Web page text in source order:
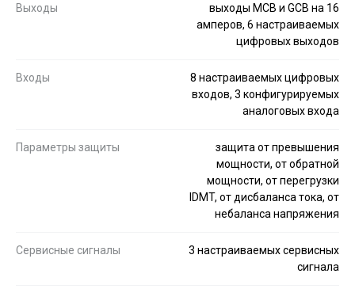
Выходы
выходы MCB и GCB на 16
амперов, 6 настраиваемых
цифровых выходов
Входы
8 настраиваемых цифровых
входов, 3 конфигурируемых
аналоговых входа
Параметры защиты
защита от превышения
мощности, от обратной
мощности, от перегрузки
IDMT, от дисбаланса тока, от
небаланса напряжения
Сервисные сигналы
3 настраиваемых сервисных
сигнала